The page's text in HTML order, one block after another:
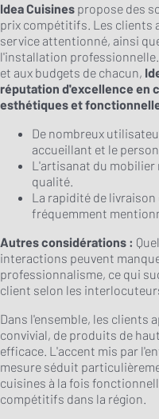
Idea Cuisines propose des
prix compétitifs. Les clients
service attentionné, ainsi
l'installation
et aux budgets de chacun,
réputation d'excellence en
esthétiques et
De nombreux
accueillant et le
L'artisanat du mobilier
qualité.
La rapidité de
fréquemment
Autres considérations :
interactions peuvent
professionnalisme, ce qui
client selon les
Dans l'ensemble, les clients
convivial, de produits de
efficace. L'accent mis par
mesure séduit
cuisines à la fois
compétitifs dans la région.